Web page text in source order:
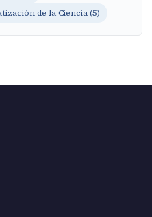
de la Ciencia (5)